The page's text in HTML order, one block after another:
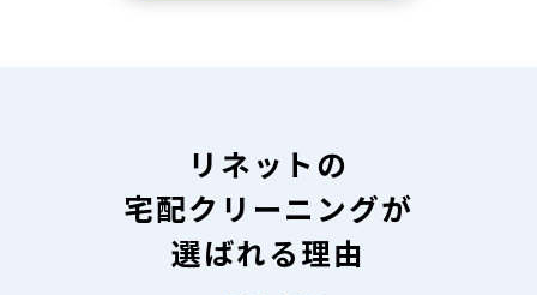
リネットの
宅配クリーニングが
選ばれる理由